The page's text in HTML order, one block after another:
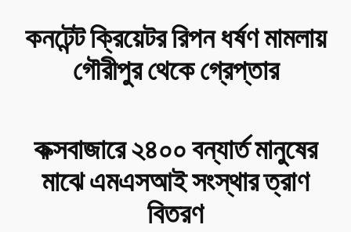
কনটেন্ট ক্রিয়েটর রিপন ধর্ষণ মামলায়
গৌরীপুর থেকে গ্রেপ্তার
কক্সবাজারে ২৪০০ বন্যার্ত মানুষের
মাঝে এমএসআই সংস্থার ত্রাণ
বিতরণ